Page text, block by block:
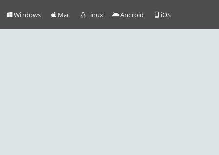
Windows Mac Linux Android iOS